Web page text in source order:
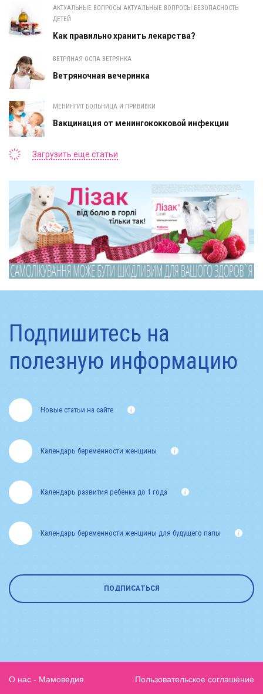
АКТУАЛЬНЫЕ ВОПРОСЫ АКТУАЛЬНЫЕ ВОПРОСЫ БЕЗОПАСНОСТЬ
ДЕТЕЙ
Как правильно хранить лекарства?
ВЕТРЯНАЯ ОСПА ВЕТРЯНКА
Ветряночная вечеринка
МЕНИНГИТ БОЛЬНИЦА И ПРИВИВКИ
Вакцинация от менингококковой инфекции
Загрузить еще статьи
Подпишитесь на
полезную информацию
Новые статьи на сайте
Календарь развития ребенка до 1 года
Календарь беременности женщины
Календарь беременности женщины для будущего папы
ПОДПИСАТЬСЯ
О нас - Мамоведия Пользовательское соглашение